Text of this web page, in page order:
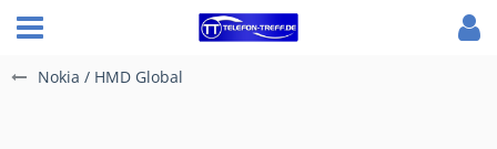
Nokia / HMD Global